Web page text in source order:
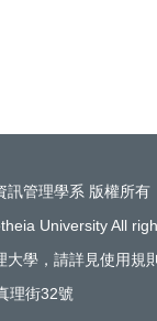
訊管理學系 版權所有
University All
學，請詳見使用規則
理街32號